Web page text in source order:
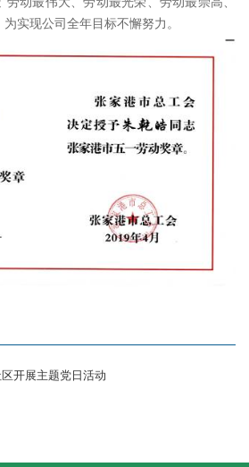
实现公司全年目标不懈努力。
开展主题党日活动